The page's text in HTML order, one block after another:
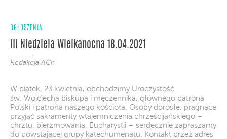
OGŁOSZENIA
III Niedziela Wielkanocna 18.04.2021
Redakcja ACh
W piątek, 23 kwietnia, obchodzimy Uroczystość
św. Wojciecha biskupa i męczennika, głównego patrona
Polski i patrona naszego kościoła. Osoby dorosłe, pragnące
przyjąć sakramenty wtajemniczenia chrześcijańskiego –
chrztu, bierzmowania, Eucharystii – serdecznie zapraszamy
do powstającej grupy katechumenatu. Kontakt przez adres